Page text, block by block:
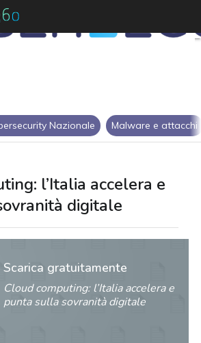
Nazionale Malware e attacchi
l’Italia accelera e
digitale
Scarica gratuitamente
Cloud computing: l’Italia accelera e
punta sulla sovranità digitale